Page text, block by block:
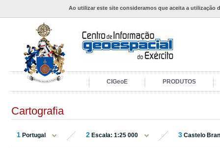
Ao utilizar este site consideramos que aceita a utilização
CIGeoE PRODUTOS
Cartografia
1 Portugal 2 Escala: 1:25 000 3 Castelo